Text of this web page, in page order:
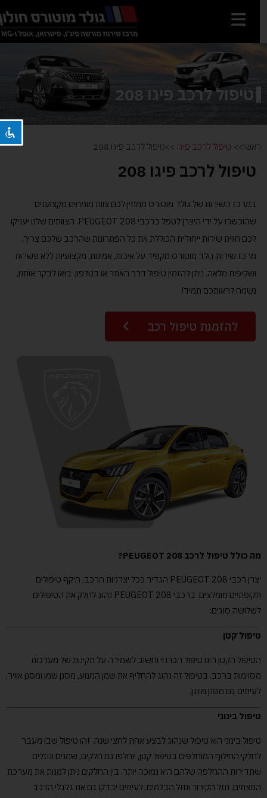
visibility_off השבת את ההבזקים
title סמן כותרות
remove_circle_outline הקטנת גופן
גופן קריא
brightness_high ניגודיות בהירה
brightness_low ניגודיות כהה
format_underlined הוסף קו תחתון לקישורים
font_download סמן קישורים
לאפס את כל האפשרויות
cached
טיפול לרכב פיגו 208
ראשי>> טיפול לרכב פיגו >>טיפול לרכב פיגו 208
טיפול לרכב פיגו 208
במרכז השירות של גולד מוטורס ממתין לכם צוות מומחים מקצוענים
שהוכשרו על ידי היצרן לטפל ברכבי PEUGEOT 208. הצוותים שלנו יעניקו
לכם חווית שירות ייחודית הכוללת את כל הפתרונות שהרכב שלכם צריך.
מרכז שירות גולד מוטורס מקפיד על איכות, אמינות, מקצועיות ללא פשרות
ושקיפות מלאה. ניתן להזמין טיפול דרך האתר או בטלפון. בואו לבקר אותנו,
נשמח לראותכם תמיד!
להזמנת טיפול רכב
מה כולל טיפול לרכב PEUGEOT 208?
יצרן רכבי PEUGEOT 208 הגדיר ככל יצרניות הרכב, היקף טיפולים
תקופתיים מומלצים. ברכבי PEUGEOT 208 נהוג לחלק את הטיפולים
לשלושה סוגים:
טיפול קטן
הטיפול הקטן הינו טיפול הכרחי וחשוב לשמירה על תקינות של מערכות
מסוימות ברכב. בטיפול זה נהוג להחליף את שמן המנוע, מסנן שמן ומסנן אוויר,
לעיתים גם מסנן מזגן.
טיפול בינוני
טיפול בינוני הוא טיפול שנהוג לבצע אחת לחצי שנה. זהו טיפול שבו מעבר
לחלקי החילוף המוחלפים בטיפול קטן, יוחלפו גם חלקים, שמנים ונוזלים
שתדירות ההחלפה שלהם היא נמוכה יותר. בין החלקים ניתן למנות את מערכת
המצתים, נוזל הקירור ונוזל הבלמים. לעיתים יבדקו גם את גלגלי הרכב